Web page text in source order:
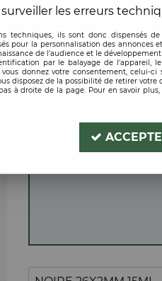
ROMUS
Code produit : 212869 |
CALE
Soyez le premier à
les erreurs
techniques, ils sont donc dispensés
pour la personnalisation des annonces
de l'audience et le
par le balayage de l'appareil,
donnez votre consentement, celui-ci
disposez de la possibilité de retirer votre
à droite de la page. Pour en savoir